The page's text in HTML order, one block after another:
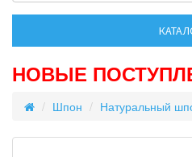
НОВЫЕ
Шпон Натуральный